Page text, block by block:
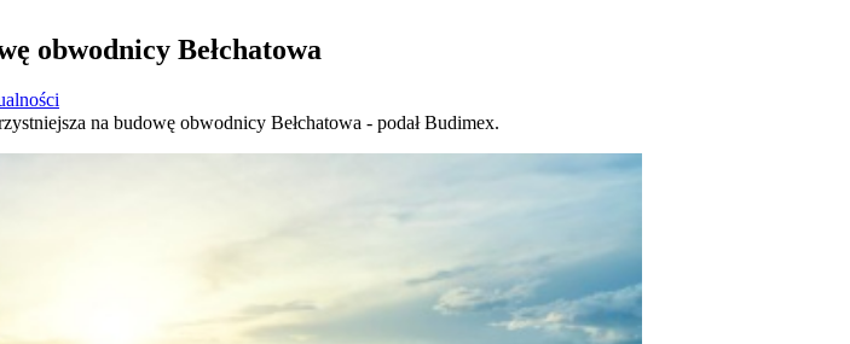
obwodnicy Bełchatowa
na budowę obwodnicy Bełchatowa - podał Budimex.